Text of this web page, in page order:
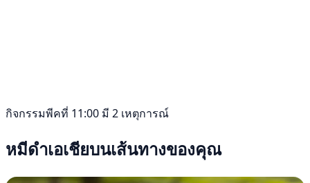
กิจกรรมพีคที่ 11:00 มี 2 เหตุการณ์
หมีดำเอเชียบนเส้นทางของคุณ